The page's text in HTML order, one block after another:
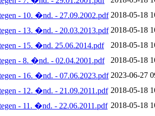
- 10. �nd. - 27.09.2002.pdf 2018-05-18
- 13. �nd. - 20.03.2013.pdf 2018-05-18
- 15. �nd. 25.06.2014.pdf
2018-05-18
- 8. �nd. - 02.04.2001.pdf
2018-05-18
- 16. �nd. - 07.06.2023.pdf 2023-06-27
- 12. �nd. - 21.09.2011.pdf 2018-05-18
- 11. �nd. - 22.06.2011.pdf 2018-05-18